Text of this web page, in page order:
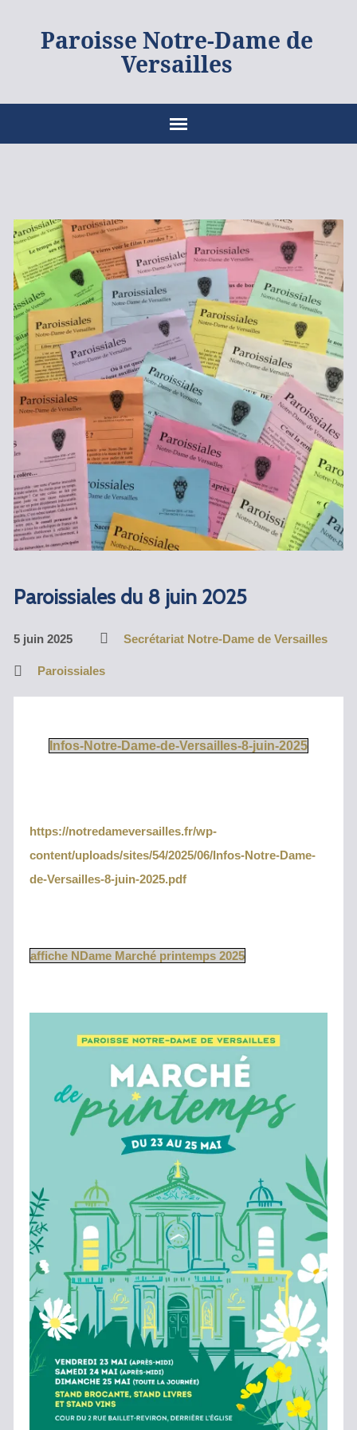
Paroisse Notre-Dame de
Versailles
Paroissiales du 8 juin 2025
5 juin 2025 Secrétariat Notre-Dame de Versailles
Paroissiales
Infos-Notre-Dame-de-Versailles-8-juin-2025
https://notredameversailles.fr/wp-
content/uploads/sites/54/2025/06/Infos-Notre-Dame-
de-Versailles-8-juin-2025.pdf
affiche NDame Marché printemps 2025